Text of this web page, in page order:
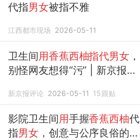
代指男女被指不雅
江西都市现场 2026-05-11
卫生间用香蕉西柚指代男女，
别怪网友想得“污” | 新京报快
新京报评论 2026-05-11 15跟贴
影院卫生间用手握香蕉西柚代
指男女 ，创意与公序良俗的碰